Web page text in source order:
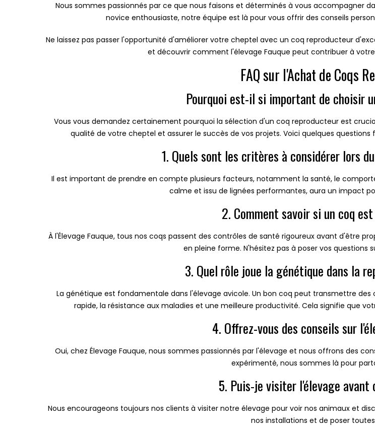
Nous sommes passionnés par ce que nous faisons et déterminés à vous accompagner
novice enthousiaste, notre équipe est là pour vous offrir des conseils
Ne laissez pas passer l'opportunité d'améliorer votre cheptel avec un coq reproducteur
et découvrir comment l'élevage Fauque peut contribuer à
FAQ sur l'Achat de Coqs
Pourquoi est-il si important de choisir
Vous vous demandez certainement pourquoi la sélection d'un coq reproducteur est
qualité de votre cheptel et assurer le succès de vos projets. Voici quelques
1. Quels sont les critères à considérer lors
Il est important de prendre en compte plusieurs facteurs, notamment la santé, le
calme et issu de lignées performantes, aura un impact
2. Comment savoir si un coq
À l'Élevage Fauque, tous nos coqs passent des contrôles de santé rigoureux avant d'être
en pleine forme. N'hésitez pas à poser vos questions
3. Quel rôle joue la génétique dans la
La génétique est fondamentale dans l'élevage avicole. Un bon coq peut transmettre
rapide, la résistance aux maladies et une meilleure productivité. Cela signifie que
4. Offrez-vous des conseils sur
Oui, chez Élevage Fauque, nous sommes passionnés par l'élevage et nous offrons des
expérimenté, nous sommes là pour
5. Puis-je visiter l'élevage avant
Nous encourageons toujours nos clients à visiter notre élevage pour voir nos animaux et
nos installations et de poser